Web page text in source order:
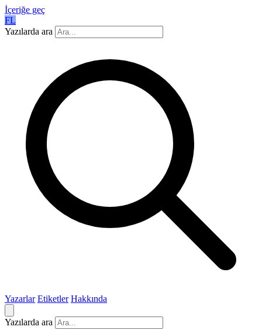
İçeriğe geç
FL
Yazılarda ara
Yazarlar Etiketler Hakkında
Yazılarda ara